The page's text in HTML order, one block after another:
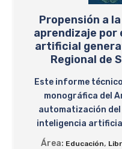
Propensión a
aprendizaje por
artificial
Regional de
Este informe
monográfica del
automatización del
inteligencia
Área: Educación,